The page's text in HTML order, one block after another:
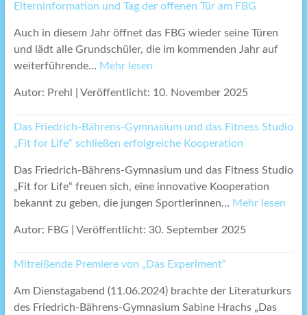
Elterninformation und Tag der offenen Tür am FBG
Auch in diesem Jahr öffnet das FBG wieder seine Türen
und lädt alle Grundschüler, die im kommenden Jahr auf
weiterführende… Mehr lesen
Autor: Prehl Veröffentlicht: 10. November 2025
Das Friedrich-Bährens-Gymnasium und das Fitness Studio
„Fit for Life“ schließen erfolgreiche Kooperation
Das Friedrich-Bährens-Gymnasium und das Fitness Studio
„Fit for Life“ freuen sich, eine innovative Kooperation
bekannt zu geben, die jungen Sportlerinnen… Mehr lesen
Autor: FBG Veröffentlicht: 30. September 2025
Mitreißende Premiere von „Das Experiment“
Am Dienstagabend (11.06.2024) brachte der Literaturkurs
des Friedrich-Bährens-Gymnasium Sabine Hrachs „Das